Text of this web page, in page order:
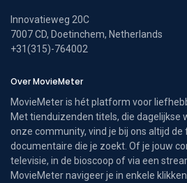
Innovatieweg 20C
7007 CD, Doetinchem, Netherlands
+31(315)-764002
Over MovieMeter
MovieMeter is hét platform voor
Met tienduizenden titels, die dagelijkse
onze community, vind je bij ons altijd de
documentaire die je zoekt. Of je jouw
televisie, in de bioscoop of via een
MovieMeter navigeer je in enkele